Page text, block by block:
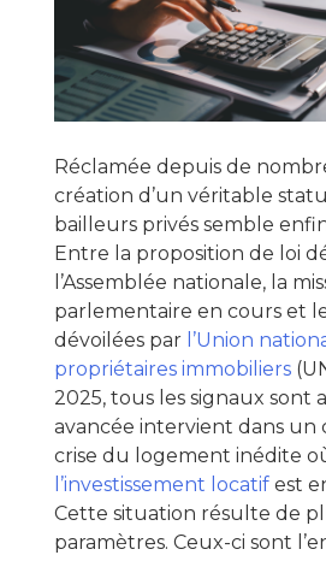
Réclamée depuis de
création d’un véritable
bailleurs privés semble
Entre la proposition de loi
l’Assemblée nationale, la
parlementaire en cours et
dévoilées par l’Union
propriétaires immobiliers
2025, tous les signaux sont
avancée intervient dans un
crise du logement inédite
l’investissement locatif est
Cette situation résulte de
paramètres. Ceux-ci sont